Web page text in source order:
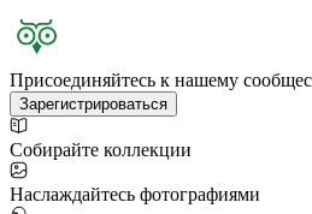
Присоединяйтесь к нашему
Зарегистрироваться
Собирайте коллекции
Наслаждайтесь фотографиями